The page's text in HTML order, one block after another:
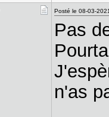
Posté le 08-03-
Pas
n'as